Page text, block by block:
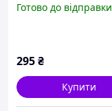
Готово до відправки
295₴
Купити